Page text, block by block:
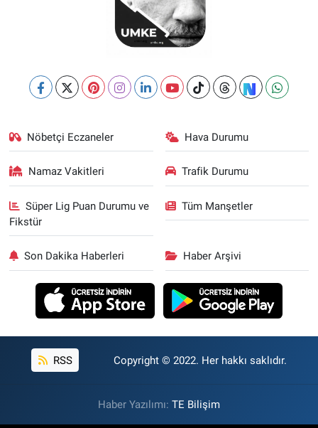
Nöbetçi Eczaneler Hava Durumu
Namaz Vakitleri Trafik Durumu
Süper Lig Puan Durumu ve
Fikstür
Tüm Manşetler
Son Dakika Haberleri Haber Arşivi
RSS Copyright © 2022. Her hakkı saklıdır.
Haber Yazılımı: TE Bilişim